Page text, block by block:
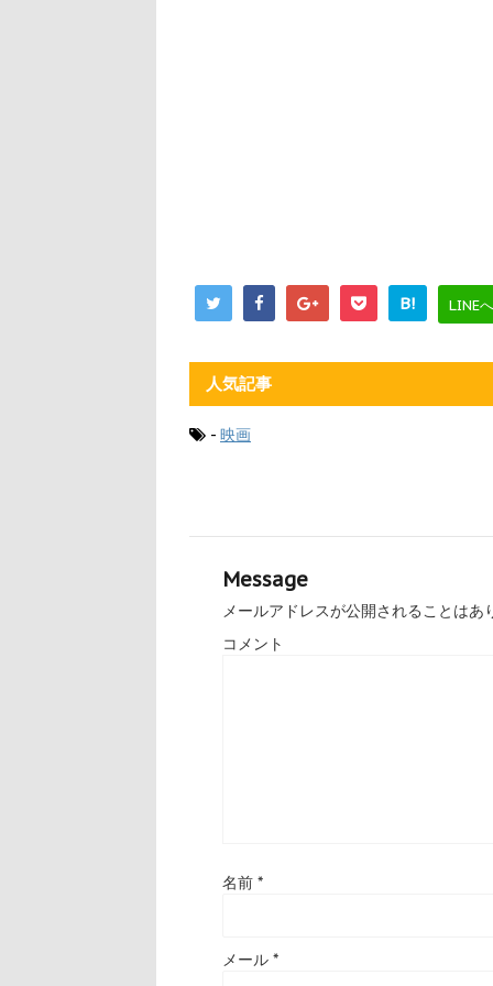
B! LINE
人気記事
- 映画
Message
メールアドレスが公開されることはあ
コメント
名前 *
メール *